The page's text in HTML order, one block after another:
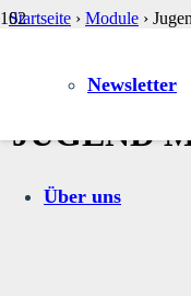
Newsletter
Über uns
Startseite › Module ›
JUGEND